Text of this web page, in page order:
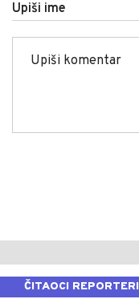
Upiši ime
ČITAOCI REPORTERI